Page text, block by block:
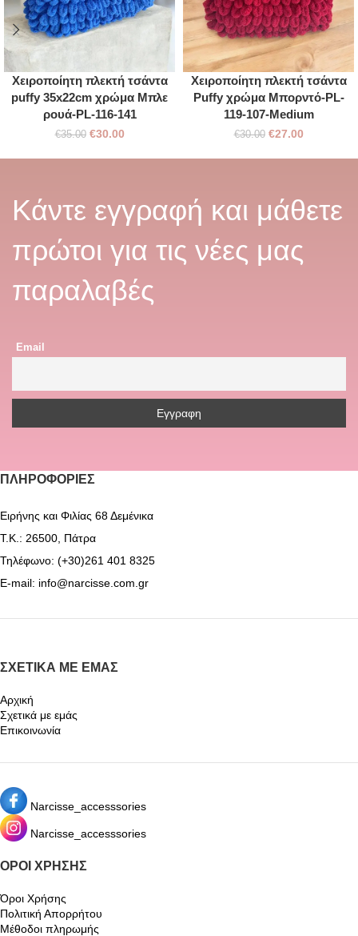
Χειροποίητη πλεκτή τσάντα
puffy 35x22cm χρώμα Μπλε
ρουά-PL-116-141
€35.00 €30.00
Χειροποίητη πλεκτή τσάντα
Puffy χρώμα Μπορντό-PL-
119-107-Medium
€30.00 €27.00
Κάντε εγγραφή και μάθετε
πρώτοι για τις νέες μας
παραλαβές
Email
ΠΛΗΡΟΦΟΡΊΕΣ
Ειρήνης και Φιλίας 68 Δεμένικα
Τ.Κ.: 26500, Πάτρα
Τηλέφωνο: (+30)261 401 8325
E-mail: info@narcisse.com.gr
ΣΧΕΤΙΚΆ ΜΕ ΕΜΆΣ
Αρχική
Σχετικά με εμάς
Επικοινωνία
Narcisse_accesssories
Narcisse_accesssories
ΌΡΟΙ ΧΡΉΣΗΣ
Όροι Χρήσης
Πολιτική Απορρήτου
Μέθοδοι πληρωμής